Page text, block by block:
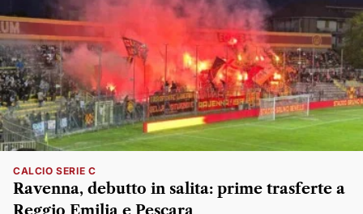
CALCIO SERIE C
Ravenna, debutto in salita: prime trasferte a
Reggio Emilia e Pescara